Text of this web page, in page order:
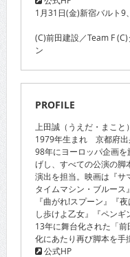
1月31日(金)新宿バルト9
(C)前田建設／Team F
ン
PROFILE
上田誠（うえだ・まこと）
1979年生まれ 京都府出
98年にヨーロッパ企画を
げし、すべての公演の脚
演出を担当。映画は『サ
タイムマシン・ブルース』
『曲がれ!スプーン』『
し歩けよ乙女』『ペンギ
13年に舞台化された「
化にあたり再び脚本を手
公式HP